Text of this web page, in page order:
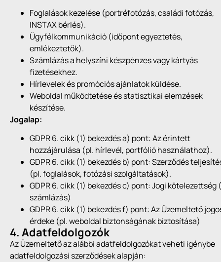
Foglalások kezelése (portréfotózás, családi fotózás,
INSTAX bérlés).
Ügyfélkommunikáció (időpont egyeztetés,
emlékeztetők).
Számlázás a helyszíni készpénzes vagy kártyás
fizetésekhez.
Hírlevelek és promóciós ajánlatok küldése.
Weboldal működtetése és statisztikai elemzések
készítése.
Jogalap:
GDPR 6. cikk (1) bekezdés a) pont: Az érintett
hozzájárulása (pl. hírlevél, portfólió használathoz).
GDPR 6. cikk (1) bekezdés b) pont: Szerződés
(pl. foglalások, fotózási szolgáltatások).
GDPR 6. cikk (1) bekezdés c) pont: Jogi kötelezettség
számlázás)
GDPR 6. cikk (1) bekezdés f) pont: Az Üzemeltető
érdeke (pl. weboldal biztonságának biztosítása)
4. Adatfeldolgozók
Az Üzemeltető az alábbi adatfeldolgozókat veheti igénybe
adatfeldolgozási szerződések alapján: